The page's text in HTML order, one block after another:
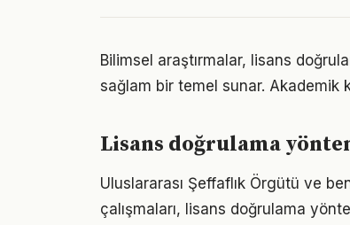
Bilimsel araştırmalar, lisans
sağlam bir temel sunar. Akademik
Lisans doğrulama
Uluslararası Şeffaflık Örgütü ve
çalışmaları, lisans doğrulama